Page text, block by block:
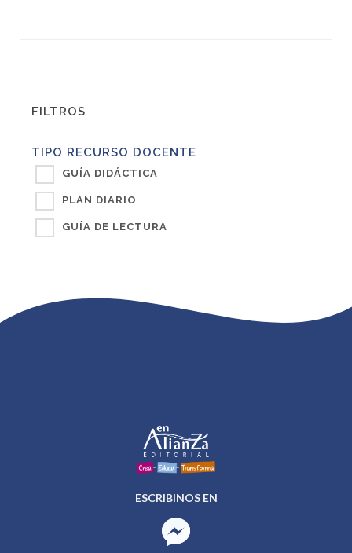
FILTROS
TIPO RECURSO DOCENTE
GUÍA DIDÁCTICA
PLAN DIARIO
GUÍA DE LECTURA
ESCRIBINOS EN